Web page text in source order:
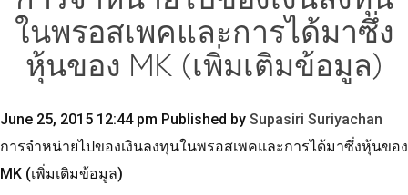
ในพรอสเพคและการได้มาซึ่ง
หุ้นของ MK (เพิ่มเติมข้อมูล)
June 25, 2015 12:44 pm Published by Supasiri Suriyachan
การจำหน่ายไปของเงินลงทุนในพรอสเพคและการได้มาซึ่งหุ้นของ
MK (เพิ่มเติมข้อมูล)